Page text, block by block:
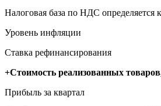
Налоговая база по НДС определяется
Уровень инфляции
Ставка рефинансирования
+Стоимость реализованных
Прибыль за квартал